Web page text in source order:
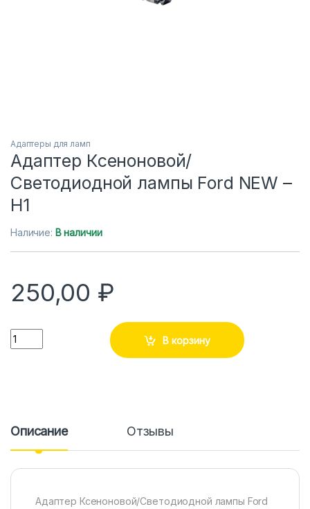
Адаптеры для ламп
Адаптер Ксеноновой/
Светодиодной лампы Ford NEW –
H1
Наличие: В наличии
250,00 ₽
Количество
В корзину
Описание Отзывы
Адаптер Ксеноновой/Светодиодной лампы Ford